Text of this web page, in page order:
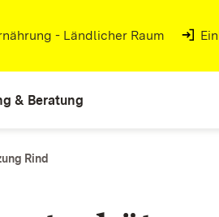
- Ländlicher Raum (Öffnet
& Beratung
Rind